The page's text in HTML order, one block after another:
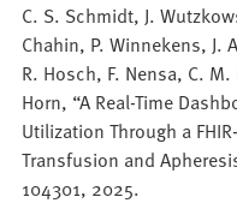
C. S. Schmidt, J.
Chahin, P. Winnekens, J.
R. Hosch, F. Nensa, C.
Horn, “A Real-Time
Utilization Through a
Transfusion and
104301, 2025.